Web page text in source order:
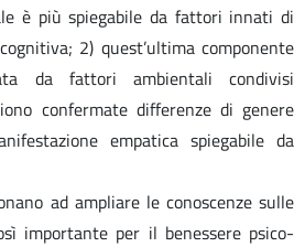
è più spiegabile da fattori innati di
2) quest’ultima componente
da fattori ambientali condivisi
confermate differenze di genere
empatica spiegabile da
ad ampliare le conoscenze sulle
importante per il benessere psico-